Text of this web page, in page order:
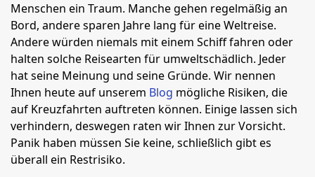
Menschen ein Traum. Manche gehen regelmäßig an
Bord, andere sparen Jahre lang für eine Weltreise.
Andere würden niemals mit einem Schiff fahren oder
halten solche Reisearten für umweltschädlich. Jeder
hat seine Meinung und seine Gründe. Wir nennen
Ihnen heute auf unserem Blog mögliche Risiken, die
auf Kreuzfahrten auftreten können. Einige lassen sich
verhindern, deswegen raten wir Ihnen zur Vorsicht.
Panik haben müssen Sie keine, schließlich gibt es
überall ein Restrisiko.